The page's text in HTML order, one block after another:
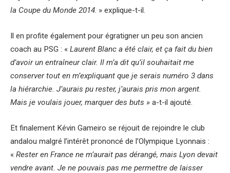
la Coupe du Monde 2014. » explique-t-il.
Il en profite également pour égratigner un peu son ancien
coach au PSG : « Laurent Blanc a été clair, et ça fait du bien
d’avoir un entraîneur clair. Il m’a dit qu’il souhaitait me
conserver tout en m’expliquant que je serais numéro 3 dans
la hiérarchie. J’aurais pu rester, j’aurais pris mon argent.
Mais je voulais jouer, marquer des buts » a-t-il ajouté.
Et finalement Kévin Gameiro se réjouit de rejoindre le club
andalou malgré l’intérêt prononcé de l’Olympique Lyonnais :
« Rester en France ne m’aurait pas dérangé, mais Lyon devait
vendre avant. Je ne pouvais pas me permettre de laisser